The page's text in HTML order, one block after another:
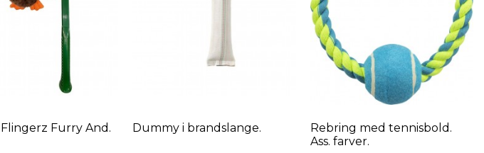
Furry And. Dummy i brandslange.
Rebring med tennisbold.
Ass. farver.